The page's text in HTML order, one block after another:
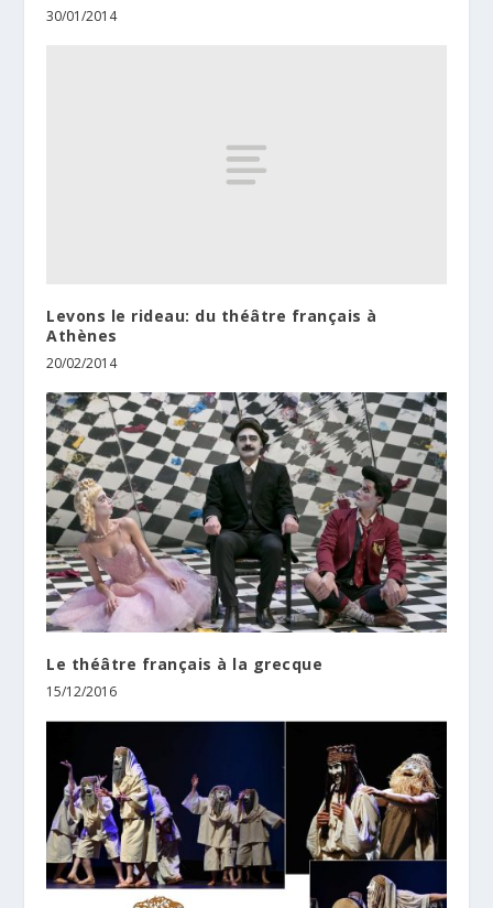
30/01/2014
Levons le rideau: du théâtre français à
Athènes
20/02/2014
Le théâtre français à la grecque
15/12/2016